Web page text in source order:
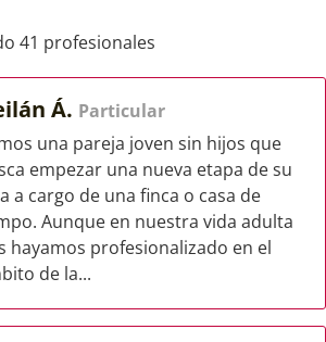
41 profesionales
Á. Particular
una pareja joven sin hijos que
empezar una nueva etapa de su
a cargo de una finca o casa de
Aunque en nuestra vida adulta
hayamos profesionalizado en el
de la...